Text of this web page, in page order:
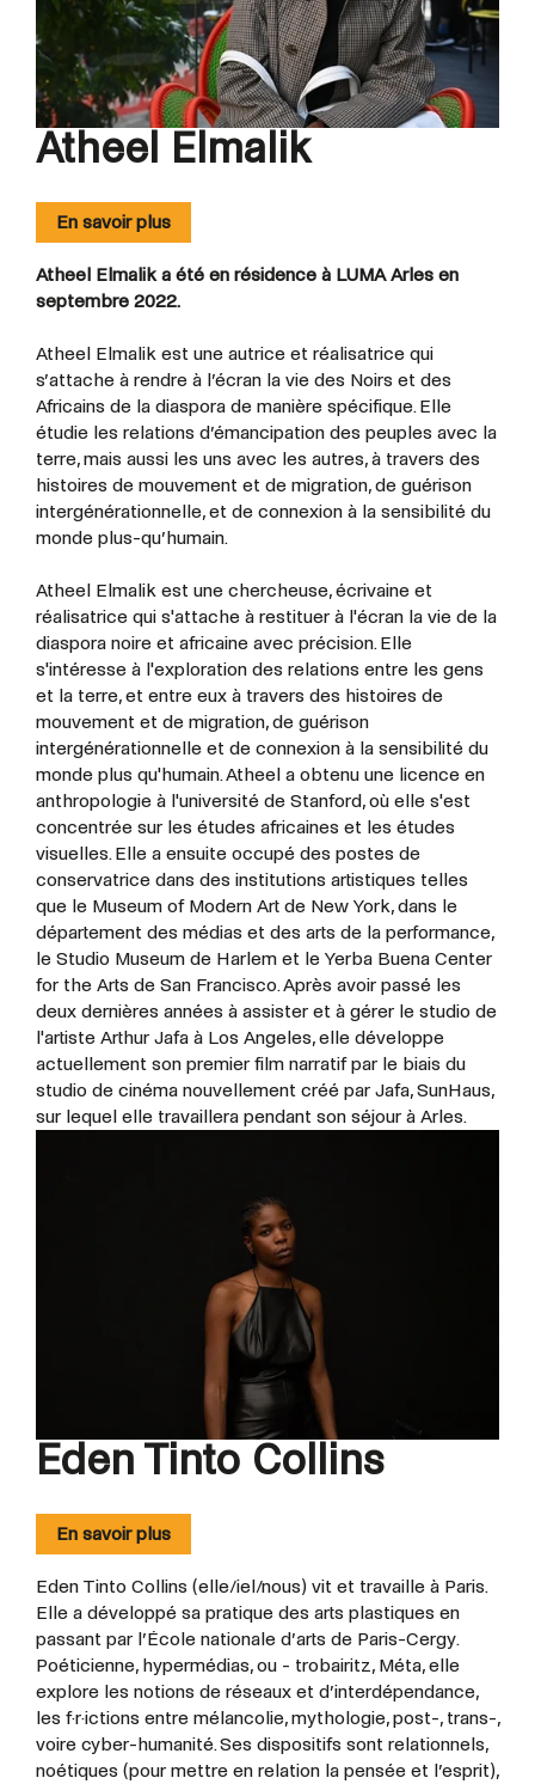
Atheel Elmalik
En savoir plus
Atheel Elmalik a été en résidence à LUMA Arles en
septembre 2022.
Atheel Elmalik est une autrice et réalisatrice qui
s’attache à rendre à l’écran la vie des Noirs et des
Africains de la diaspora de manière spécifique. Elle
étudie les relations d’émancipation des peuples avec la
terre, mais aussi les uns avec les autres, à travers des
histoires de mouvement et de migration, de guérison
intergénérationnelle, et de connexion à la sensibilité du
monde plus-qu’humain.
Atheel Elmalik est une chercheuse, écrivaine et
réalisatrice qui s'attache à restituer à l'écran la vie de la
diaspora noire et africaine avec précision. Elle
s'intéresse à l'exploration des relations entre les gens
et la terre, et entre eux à travers des histoires de
mouvement et de migration, de guérison
intergénérationnelle et de connexion à la sensibilité du
monde plus qu'humain. Atheel a obtenu une licence en
anthropologie à l'université de Stanford, où elle s'est
concentrée sur les études africaines et les études
visuelles. Elle a ensuite occupé des postes de
conservatrice dans des institutions artistiques telles
que le Museum of Modern Art de New York, dans le
département des médias et des arts de la performance,
le Studio Museum de Harlem et le Yerba Buena Center
for the Arts de San Francisco. Après avoir passé les
deux dernières années à assister et à gérer le studio de
l'artiste Arthur Jafa à Los Angeles, elle développe
actuellement son premier film narratif par le biais du
studio de cinéma nouvellement créé par Jafa, SunHaus,
sur lequel elle travaillera pendant son séjour à Arles.
Eden Tinto Collins
En savoir plus
Eden Tinto Collins (elle/iel/nous) vit et travaille à Paris.
Elle a développé sa pratique des arts plastiques en
passant par l’École nationale d’arts de Paris-Cergy.
Poéticienne, hypermédias, ou - trobairitz, Méta, elle
explore les notions de réseaux et d’interdépendance,
les f·r·ictions entre mélancolie, mythologie, post-, trans-,
voire cyber-humanité. Ses dispositifs sont relationnels,
noétiques (pour mettre en relation la pensée et l’esprit),